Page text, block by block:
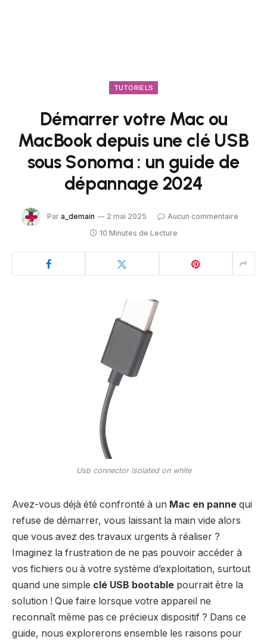
TUTORIELS
Démarrer votre Mac ou
MacBook depuis une clé USB
sous Sonoma : un guide de
dépannage 2024
Par a_demain 2 mai 2025
Aucun commentaire
10 Minutes de Lecture
Usb connector isolated on white
Avez-vous déjà été confronté à un Mac en panne qui
refuse de démarrer, vous laissant la main vide alors
que vous avez des travaux urgents à réaliser ?
Imaginez la frustration de ne pas pouvoir accéder à
vos fichiers ou à votre système d’exploitation, surtout
quand une simple clé USB bootable pourrait être la
solution ! Que faire lorsque votre appareil ne
reconnaît même pas ce précieux dispositif ? Dans ce
guide, nous explorerons ensemble les raisons pour